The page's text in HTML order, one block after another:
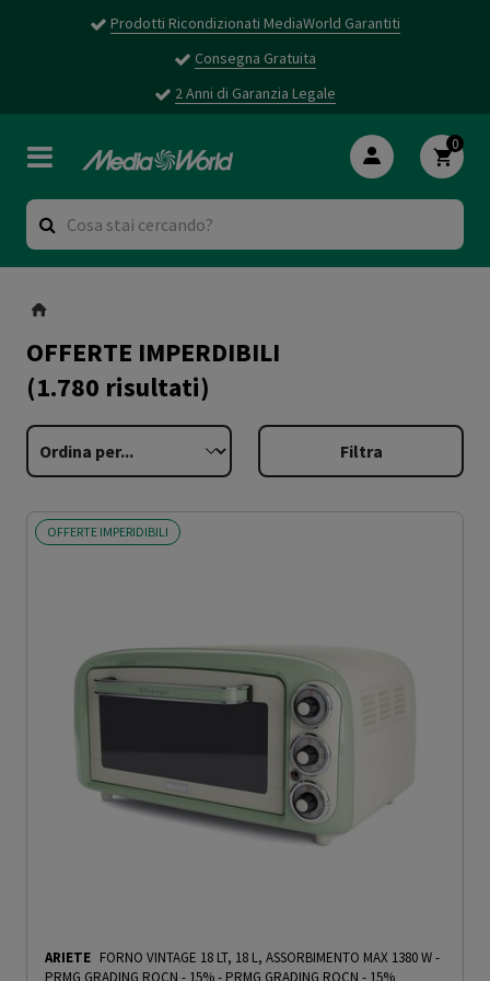
Prodotti Ricondizionati MediaWorld Garantiti
Consegna Gratuita
2 Anni di Garanzia Legale
0
OFFERTE IMPERDIBILI
(1.780 risultati)
Filtra
OFFERTE IMPERIDIBILI
ARIETE FORNO VINTAGE 18 LT, 18 L, ASSORBIMENTO MAX 1380 W -
PRMG GRADING ROCN - 15%- PRMG GRADING ROCN - 15%